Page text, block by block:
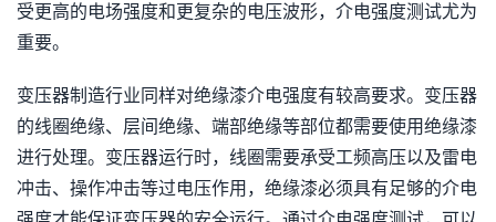
受更高的电场强度和更复杂的电压波形，介电强度测试尤为
重要。
变压器制造行业同样对绝缘漆介电强度有较高要求。变压器
的线圈绝缘、层间绝缘、端部绝缘等部位都需要使用绝缘漆
进行处理。变压器运行时，线圈需要承受工频高压以及雷电
冲击、操作冲击等过电压作用，绝缘漆必须具有足够的介电